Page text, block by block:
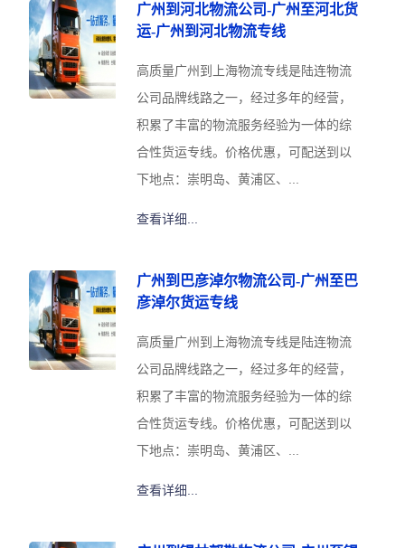
广州到河北物流公司-广州至河北货
运-广州到河北物流专线
高质量广州到上海物流专线是陆连物流
公司品牌线路之一，经过多年的经营，
积累了丰富的物流服务经验为一体的综
合性货运专线。价格优惠，可配送到以
下地点：崇明岛、黄浦区、...
查看详细...
广州到巴彦淖尔物流公司-广州至巴
彦淖尔货运专线
高质量广州到上海物流专线是陆连物流
公司品牌线路之一，经过多年的经营，
积累了丰富的物流服务经验为一体的综
合性货运专线。价格优惠，可配送到以
下地点：崇明岛、黄浦区、...
查看详细...